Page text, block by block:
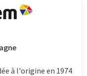
à l'origine en 1974